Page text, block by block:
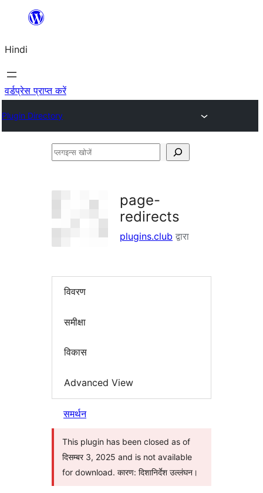
सामग्री
जाएं
Hindi
वर्डप्रेस प्राप्त करें
Plugin Directory
प्लगइन्स
page-
redirects
plugins.club द्वारा
विवरण
समीक्षा
विकास
Advanced View
समर्थन
This plugin has been closed as of
दिसम्बर 3, 2025 and is not available
for download. कारण: दिशानिर्देश उल्लंघन।